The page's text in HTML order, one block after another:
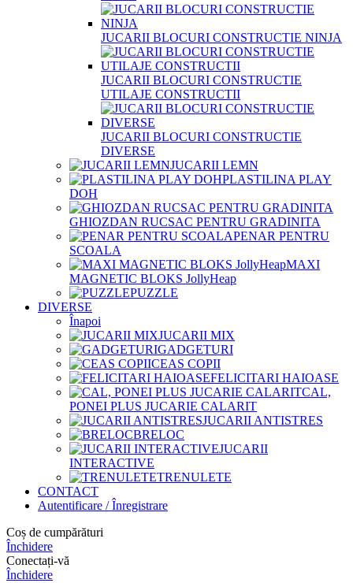
JUCARII BLOCURI CONSTRUCTIE NINJA
JUCARII BLOCURI CONSTRUCTIE
UTILAJE CONSTRUCTII
JUCARII BLOCURI CONSTRUCTIE
DIVERSE
JUCARII LEMN
PLASTILINA PLAY
DOH
GHIOZDAN RUCSAC PENTRU GRADINITA
PENAR PENTRU
SCOALA
MAXI
MAGNETIC BLOKS JollyHeap
PUZZLE
DIVERSE
Înapoi
JUCARII MIX
GADGETURI
CEAS COPII
FELICITARI HAIOASE
CAL,
PONEI PLUS JUCARIE CALARIT
JUCARII ANTISTRES
BRELOC
JUCARII
INTERACTIVE
TRENULETE
CONTACT
Autentificare / Înregistrare
Coș de cumpărături
Închidere
Conectați-vă
Închidere